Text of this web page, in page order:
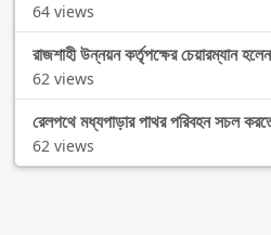
64 views
রাজশাহী উন্নয়ন কর্তৃপক্ষের চেয়ারম্যান
62 views
রেলপথে মধ্যপাড়ার পাথর পরিবহন সচল
62 views